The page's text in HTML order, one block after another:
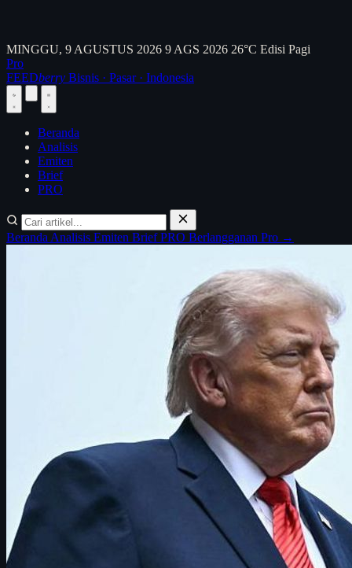
MINGGU, 9 AGUSTUS 2026 9 AGS 2026 26°C Edisi Pagi
Pro
FEEDberry Bisnis · Pasar · Indonesia
Beranda
Analisis
Emiten
Brief
PRO
Beranda Analisis Emiten BriefPRO Berlangganan Pro →